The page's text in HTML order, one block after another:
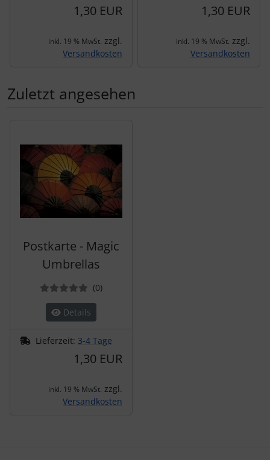
1,30 EUR
inkl. 19 % MwSt. zzgl.
Versandkosten
1,30 EUR
inkl. 19 % MwSt. zzgl.
Versandkosten
Zuletzt angesehen
Postkarte - Magic
Umbrellas
(0Bewertungen
)
Details
Lieferzeit: 3-4 Tage
1,30 EUR
inkl. 19 % MwSt. zzgl.
Versandkosten